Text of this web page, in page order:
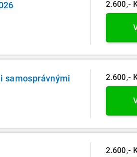
2.600,-
samosprávnými
2.600,-
2.600,-